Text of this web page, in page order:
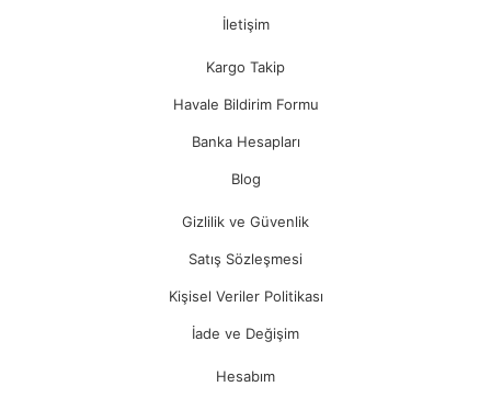
İletişim
Kargo Takip
Havale Bildirim Formu
Banka Hesapları
Blog
Gizlilik ve Güvenlik
Satış Sözleşmesi
Kişisel Veriler Politikası
İade ve Değişim
Hesabım